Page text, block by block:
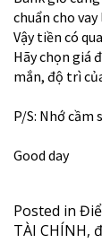
chuẩn cho
Vậy tiền có
Hãy chọn giá
mắn, độ trì
P/S: Nhớ cầm
Good day
Posted in
TÀI CHÍNH,